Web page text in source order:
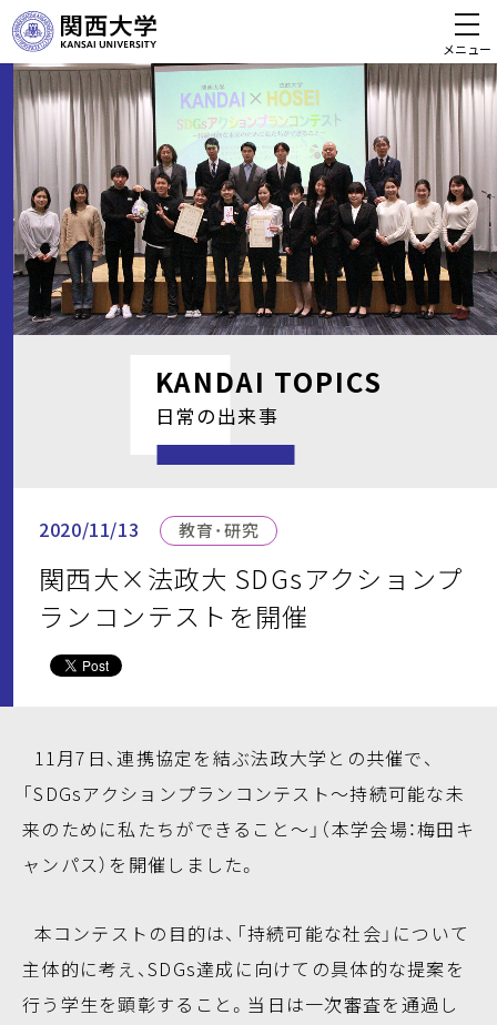
メニュー
KANDAI TOPICS
日常の出来事
2020/11/13 教育・研究
関西大×法政大 SDGsアクションプ
ランコンテストを開催
11月7日、連携協定を結ぶ法政大学との共催で、
「SDGsアクションプランコンテスト～持続可能な未
来のために私たちができること～」（本学会場：梅田キ
ャンパス）を開催しました。
本コンテストの目的は、「持続可能な社会」について
主体的に考え、SDGs達成に向けての具体的な提案を
行う学生を顕彰すること。当日は一次審査を通過し